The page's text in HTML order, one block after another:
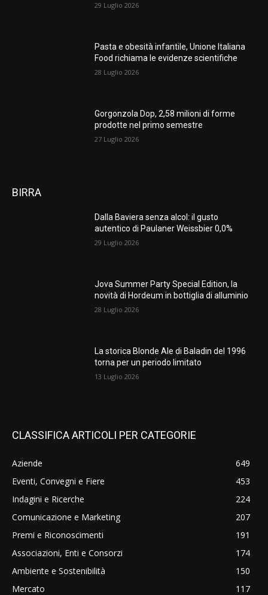
29 Luglio 2026
Pasta e obesità infantile, Unione Italiana
Food richiama le evidenze scientifiche
28 Luglio 2026
Gorgonzola Dop, 2,58 milioni di forme
prodotte nel primo semestre
27 Luglio 2026
BIRRA
Dalla Baviera senza alcol: il gusto
autentico di Paulaner Weissbier 0,0%
29 Luglio 2026
Jova Summer Party Special Edition, la
novità di Hordeum in bottiglia di alluminio
28 Luglio 2026
La storica Blonde Ale di Baladin del 1996
torna per un periodo limitato
13 Luglio 2026
CLASSIFICA ARTICOLI PER CATEGORIE
Aziende
649
Eventi, Convegni e Fiere
453
Indagini e Ricerche
224
Comunicazione e Marketing
207
Premi e Riconoscimenti
191
Associazioni, Enti e Consorzi
174
Ambiente e Sostenibilità
150
Mercato
117